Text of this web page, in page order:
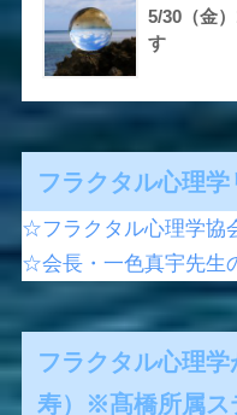
5/30（金
す
フラクタル心理学
☆フラクタル心理学協
☆会長・一色真宇先生
フラクタル心理
寿）※髙橋所属ス